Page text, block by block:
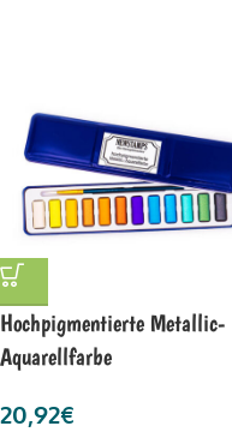
Hochpigmentierte Metallic-
Aquarellfarbe
20,92€